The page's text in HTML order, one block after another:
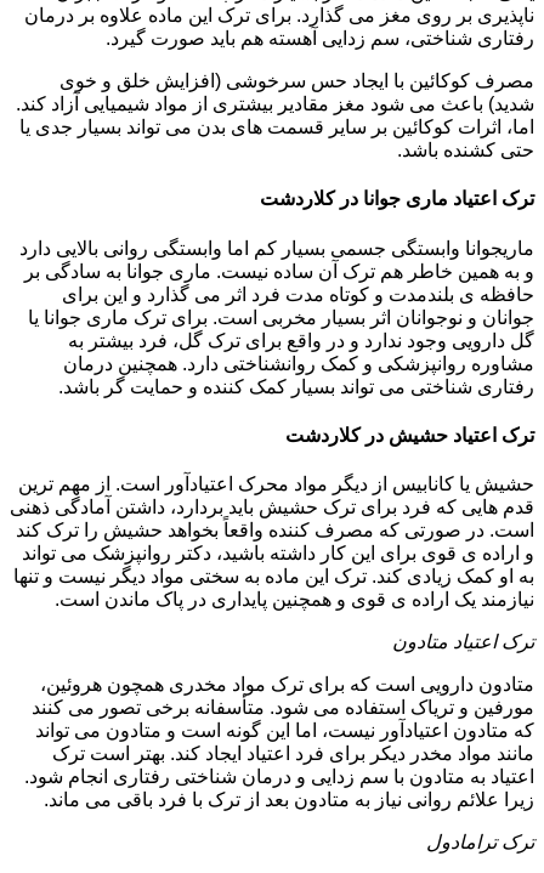
ناپذیری بر روی مغز می گذارد. برای ترک این ماده علاوه بر درمان
رفتاری شناختی، سم زدایی آهسته هم باید صورت گیرد.
مصرف کوکائین با ایجاد حس سرخوشی (افزایش خلق و خوی
شدید) باعث می شود مغز مقادیر بیشتری از مواد شیمیایی آزاد کند.
اما، اثرات کوکائین بر سایر قسمت های بدن می تواند بسیار جدی یا
حتی کشنده باشد.
ترک اعتیاد ماری جوانا در کلاردشت
ماریجوانا وابستگی جسمی بسیار کم اما وابستگی روانی بالایی دارد
و به همین خاطر هم ترک آن ساده نیست. ماری جوانا به سادگی بر
حافظه ی بلندمدت و کوتاه مدت فرد اثر می گذارد و این برای
جوانان و نوجوانان اثر بسیار مخربی است. برای ترک ماری جوانا یا
گل دارویی وجود ندارد و در واقع برای ترک گل، فرد بیشتر به
مشاوره روانپزشکی و کمک روانشناختی دارد. همچنین درمان
رفتاری شناختی می تواند بسیار کمک کننده و حمایت گر باشد.
ترک اعتیاد حشیش در کلاردشت
حشیش یا کانابیس از دیگر مواد محرک اعتیادآور است. از مهم ترین
قدم هایی که فرد برای ترک حشیش باید بردارد، داشتن آمادگی ذهنی
است. در صورتی که مصرف کننده واقعاً بخواهد حشیش را ترک کند
و اراده ی قوی برای این کار داشته باشید، دکتر روانپزشک می تواند
به او کمک زیادی کند. ترک این ماده به سختی مواد دیگر نیست و تنها
نیازمند یک اراده ی قوی و همچنین پایداری در پاک ماندن است.
ترک اعتیاد متادون
متادون دارویی است که برای ترک مواد مخدری همچون هروئین،
مورفین و تریاک استفاده می شود. متأسفانه برخی تصور می کنند
که متادون اعتیادآور نیست، اما این گونه است و متادون می تواند
مانند مواد مخدر دیکر برای فرد اعتیاد ایجاد کند. بهتر است ترک
اعتیاد به متادون با سم زدایی و درمان شناختی رفتاری انجام شود.
زیرا علائم روانی نیاز به متادون بعد از ترک با فرد باقی می ماند.
ترک ترامادول